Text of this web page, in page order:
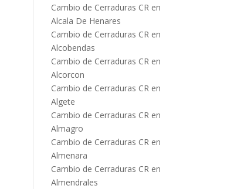
Cambio de Cerraduras CR en
Alcala De Henares
Cambio de Cerraduras CR en
Alcobendas
Cambio de Cerraduras CR en
Alcorcon
Cambio de Cerraduras CR en
Algete
Cambio de Cerraduras CR en
Almagro
Cambio de Cerraduras CR en
Almenara
Cambio de Cerraduras CR en
Almendrales